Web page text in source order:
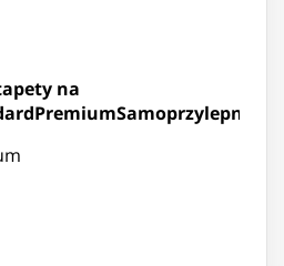
na
PremiumSamoprzylepną